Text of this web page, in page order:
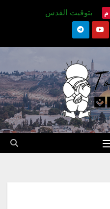
بتوقيت القدس